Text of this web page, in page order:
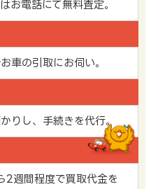
お電話にて無料査定。
車の引取にお伺い。
りし、手続きを代行。
2週間程度で買取代金を